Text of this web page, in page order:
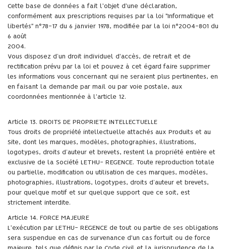
Cette base de données a fait l'objet d'une déclaration,
conformément aux prescriptions requises par la loi "Informatique et
libertés" n°78-17 du 6 janvier 1978, modifiée par la loi n°2004-801 du
6 août
2004.
Vous disposez d’un droit individuel d'accès, de retrait et de
rectification prévu par la loi et pouvez à cet égard faire supprimer
les informations vous concernant qui ne seraient plus pertinentes, en
en faisant la demande par mail ou par voie postale, aux
coordonnées mentionnée à l'article 12.
Article 13. DROITS DE PROPRIETE INTELLECTUELLE
Tous droits de propriété intellectuelle attachés aux Produits et au
Site, dont les marques, modèles, photographies, illustrations,
logotypes, droits d’auteur et brevets, restent la propriété entière et
exclusive de la Société LETHU- REGENCE. Toute reproduction totale
ou partielle, modification ou utilisation de ces marques, modèles,
photographies, illustrations, logotypes, droits d’auteur et brevets,
pour quelque motif et sur quelque support que ce soit, est
strictement interdite.
Article 14. FORCE MAJEURE
L'exécution par LETHU- REGENCE de tout ou partie de ses obligations
sera suspendue en cas de survenance d'un cas fortuit ou de force